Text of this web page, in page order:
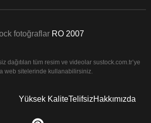
fotoğraflar RO 2007
dağıtılan tüm resim ve videolar sustock.com.tr’ye
web sitelerinde kullanabilirsiniz.
Yüksek KaliteTelifsizHakkımızda